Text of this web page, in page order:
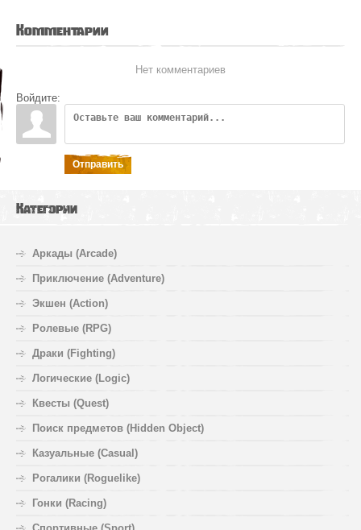
Комментарии
Нет комментариев
Войдите:
Отправить
Категории
Аркады (Arcade)
Приключение (Adventure)
Экшен (Action)
Ролевые (RPG)
Драки (Fighting)
Логические (Logic)
Квесты (Quest)
Поиск предметов (Hidden Object)
Казуальные (Casual)
Рогалики (Roguelike)
Гонки (Racing)